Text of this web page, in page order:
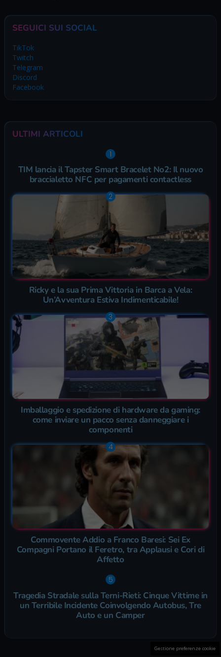
SEGUICI SUI SOCIAL
TikTok
Twitch
Telegram
Discord
Facebook
ULTIMI ARTICOLI
TIM lancia il Tapster Smart Bracelet No2: Il nuovo
braccialetto NFC per pagamenti contactless
Ricky e la sua Prima Vittoria in Barca a Vela:
Un’Avventura Estiva Indimenticabile!
Imballaggio e spedizione di hardware da gaming:
come inviare un pacco senza danneggiare i
componenti
Commovente Addio a Franco Baresi: Sei Ex
Compagni Portano il Feretro, tra Applausi e Cori di
Affetto
Tragedia Stradale sulla Terni-Rieti: Cinque Vittime in
un Terribile Incidente Coinvolgendo Autobus, Tre
Auto e un Camper
Gestione preferenze cookie